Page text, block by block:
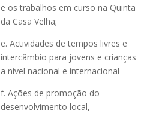
e os trabalhos em curso na Quinta
da Casa Velha;
e. Actividades de tempos livres e
intercâmbio para jovens e crianças
a nível nacional e internacional
f. Ações de promoção do
desenvolvimento local,